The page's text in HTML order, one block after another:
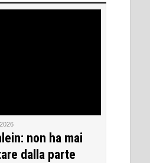
non ha mai
dalla parte